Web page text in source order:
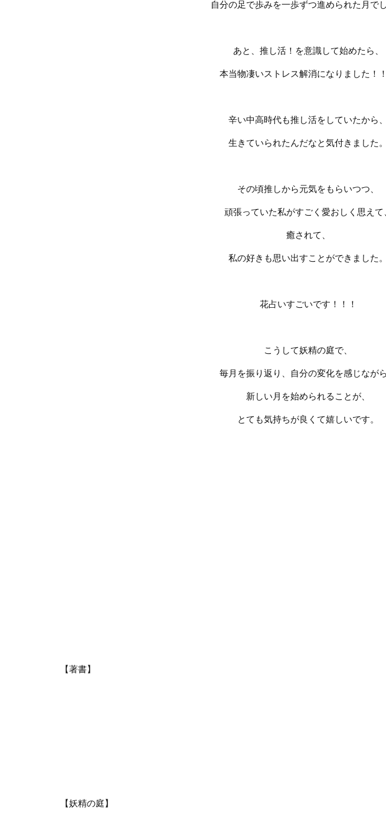
自分の足で歩みを一歩ずつ進められた月でし
あと、推し活！を意識して始めたら、
本当物凄いストレス解消になりました！
辛い中高時代も推し活をしていたから、
生きていられたんだなと気付きました。
その頃推しから元気をもらいつつ、
頑張っていた私がすごく愛おしく思えて
癒されて、
私の好きも思い出すことができました。
花占いすごいです！！！
こうして妖精の庭で、
毎月を振り返り、自分の変化を感じながら
新しい月を始められることが、
とても気持ちが良くて嬉しいです。
【著書】
【妖精の庭】